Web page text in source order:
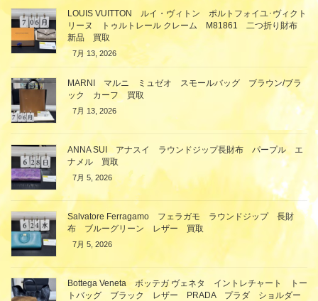
LOUIS VUITTON ルイ・ヴィトン ポルトフォイユ･ヴィクト
リーヌ トゥルトレール クレーム M81861 二つ折り財布
新品 買取
7月 13, 2026
MARNI マルニ ミュゼオ スモールバッグ ブラウン/ブラ
ック カーフ 買取
7月 13, 2026
ANNA SUI アナスイ ラウンドジップ長財布 パープル エ
ナメル 買取
7月 5, 2026
Salvatore Ferragamo フェラガモ ラウンドジップ 長財
布 ブルーグリーン レザー 買取
7月 5, 2026
Bottega Veneta ボッテガ ヴェネタ イントレチャート トー
トバッグ ブラック レザー PRADA プラダ ショルダー